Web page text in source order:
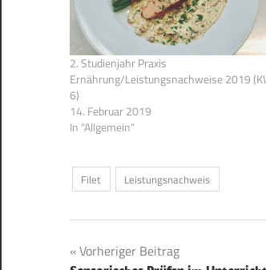
2. Studienjahr Praxis
Ernährung/Leistungsnachweise 2019
6)
14. Februar 2019
In "Allgemein"
Filet Leistungsnachweis
Beitragsnavigation
Vorheriger Beitrag